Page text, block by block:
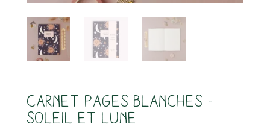
Carnet pages blanches –
Soleil et Lune